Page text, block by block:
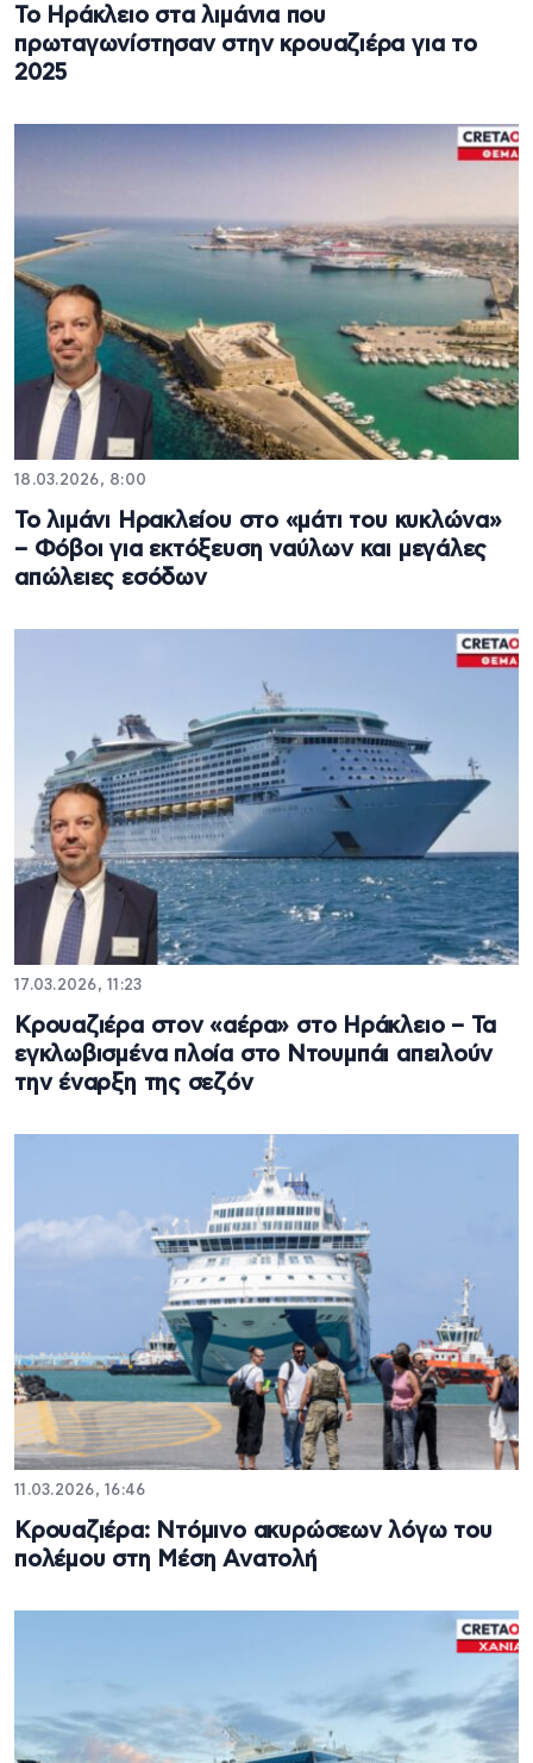
Το Ηράκλειο στα λιμάνια που
πρωταγωνίστησαν στην κρουαζιέρα για το
2025
18.03.2026, 8:00
Το λιμάνι Ηρακλείου στο «μάτι του κυκλώνα»
– Φόβοι για εκτόξευση ναύλων και μεγάλες
απώλειες εσόδων
17.03.2026, 11:23
Κρουαζιέρα στον «αέρα» στο Ηράκλειο – Τα
εγκλωβισμένα πλοία στο Ντουμπάι απειλούν
την έναρξη της σεζόν
11.03.2026, 16:46
Κρουαζιέρα: Ντόμινο ακυρώσεων λόγω του
πολέμου στη Μέση Ανατολή